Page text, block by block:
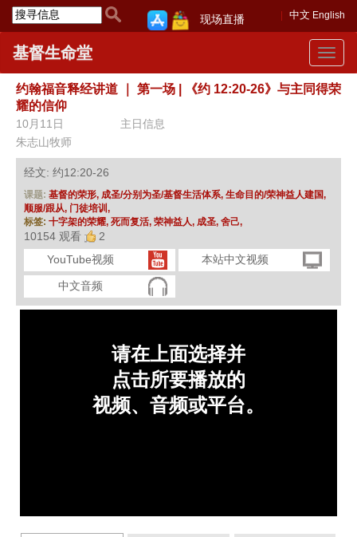
中文 English
现场直播
Toggle
基督生命堂
约翰福音释经讲道
第一场 | 《约 12:20-26》与主同得荣
耀的信仰
10月11日
主日信息
朱志山牧师
经文: 约12:20-26
课题: 基督的荣形, 成圣/分别为圣/基督生活体系, 生命目的/荣神益人建国,
顺服/跟从, 门徒培训,
标签: 十字架的荣耀, 死而复活, 荣神益人, 成圣, 舍己,
10154 观看
2
YouTube视频
本站中文视频
中文音频